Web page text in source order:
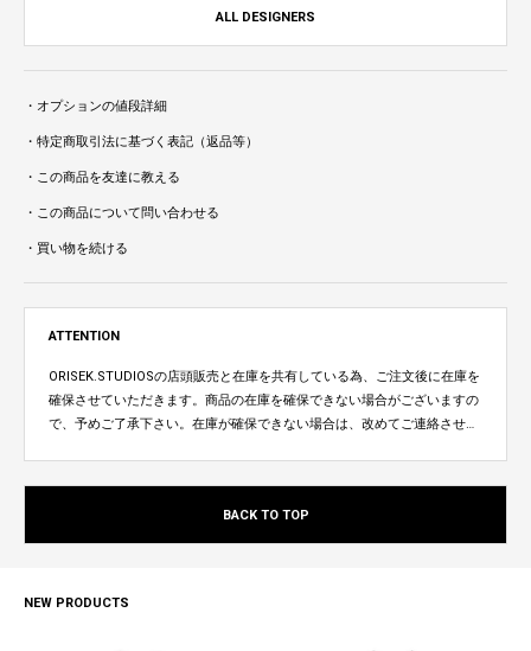
ALL DESIGNERS
・オプションの値段詳細
・特定商取引法に基づく表記（返品等）
・この商品を友達に教える
・この商品について問い合わせる
・買い物を続ける
ATTENTION
ORISEK.STUDIOSの店頭販売と在庫を共有している為、ご注文後に在庫を
確保させていただきます。商品の在庫を確保できない場合がございますの
で、予めご了承下さい。在庫が確保できない場合は、改めてご連絡させて
BACK TO TOP
NEW PRODUCTS